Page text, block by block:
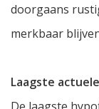
doorgaans
merkbaar
Laagste
De laagste